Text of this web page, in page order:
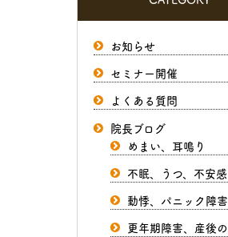
お知らせ
セミナー開催
よくある質問
院長ブログ
めまい、耳鳴り
不眠、うつ、不安感
動悸、パニック障害
更年期障害、産後